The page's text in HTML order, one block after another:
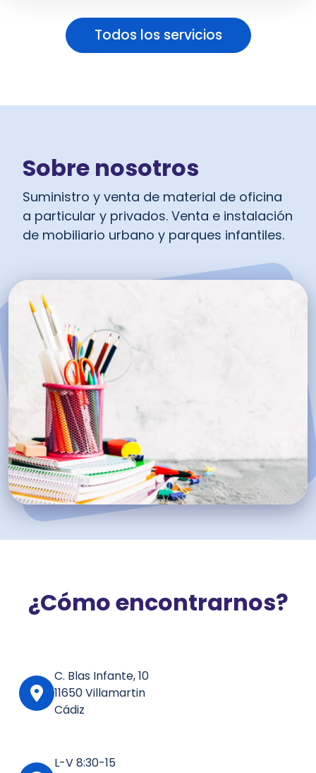
Todos los servicios
Sobre nosotros
Suministro y venta de material de oficina
a particular y privados. Venta e instalación
de mobiliario urbano y parques infantiles.
¿Cómo encontrarnos?
C. Blas Infante, 10
11650 Villamartin
Cádiz
L-V 8:30-15